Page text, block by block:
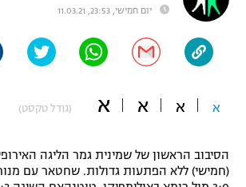
משתתפים וזוכים בפרסים
תקנון עבור פעילות ספורט 1 – "מרלן"
כדורמים
פוטבול אמריקאי NFL
ספורט אתגרי ואקסטרים
יום חמישי, 23:53, 11.03.21
א א א א (גודל טקסט)
הסיבוב הראשון של שמינית גמר הליגה
(חמישי) ללא הפתעות גדולות. שחטאר עם מנור